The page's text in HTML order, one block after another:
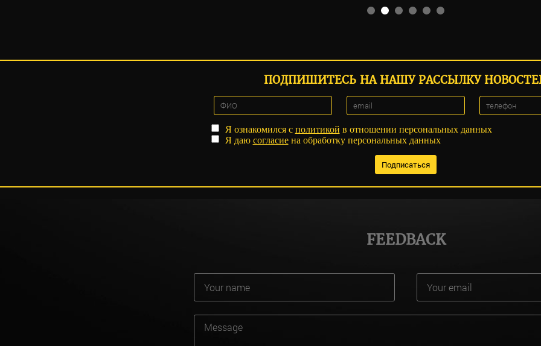
ПОДПИШИТЕСЬ НА НАШУ РАССЫЛКУ
Я ознакомился с политикой в отношении персональных данных
Я даю согласиена обработку персональных данных
FEEDBACK